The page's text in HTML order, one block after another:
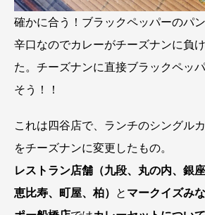
確かに合う！ブラックペッパーのパ
辛口なのでカレーがチーズナンに負
た。チーズナンに直接ブラックペッ
そう！！
これは四谷店で、ランチのシングル
をチーズナンに変更したもの。
レストラン店舗（九段、丸の内、銀
恵比寿、町屋、柏）
と マークイズみ